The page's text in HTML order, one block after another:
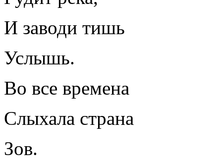
И заводи тишь
Услышь.
Во все времена
Слыхала страна
Зов.